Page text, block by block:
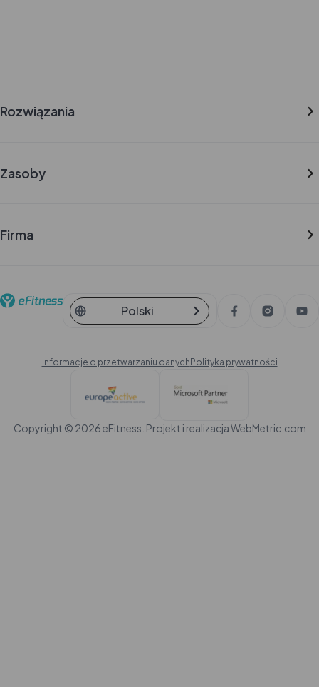
Rozwiązania
eFitness Scanner
Zasoby
Podcast
Changelog
Firma
Relacje inwestorskie
Polski
Copyright © 2026eFitness. Projekt i realizacjaWebMetric.com
Informacje o przetwarzaniu danychPolityka prywatności